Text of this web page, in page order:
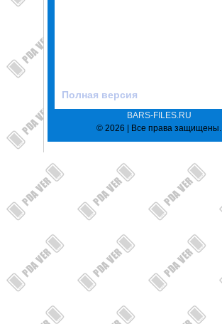
Полная версия
BARS-FILES.RU
© 2026 | Все права защищены.